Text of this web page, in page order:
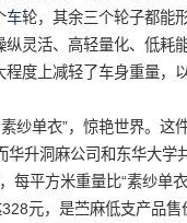
车轮，其余三个轮子都能
灵活、高轻量化、低耗
度上减轻了车身重量，
单衣”，惊艳世界。这
升洞麻公司和东华大学
每平方米重量比“素纱单
元，是苎麻低支产品